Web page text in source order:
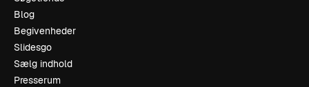
Blog
Begivenheder
Slidesgo
Sælg indhold
Presserum